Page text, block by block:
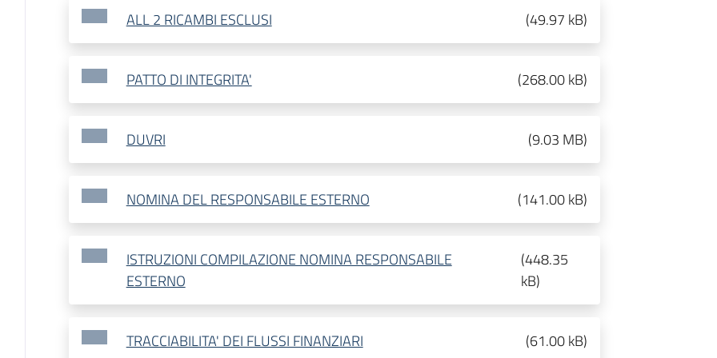
ALL 2 RICAMBI ESCLUSI (49.97 kB)
PATTO DI INTEGRITA' (268.00 kB)
DUVRI (9.03 MB)
NOMINA DEL RESPONSABILE ESTERNO (141.00 kB)
ISTRUZIONI COMPILAZIONE NOMINA RESPONSABILE
ESTERNO
(448.35
kB)
TRACCIABILITA' DEI FLUSSI FINANZIARI (61.00 kB)